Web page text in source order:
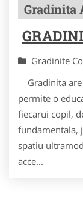
Gradinita
Gradinite
Gradinita
permite o
fiecarui copil,
fundamentala,
spatiu
acce...